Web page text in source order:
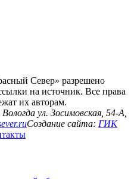
Север» разрешено
на источник. Все права
их авторам.
ул. Зосимовская, 54-А,
Создание сайта: ГИК